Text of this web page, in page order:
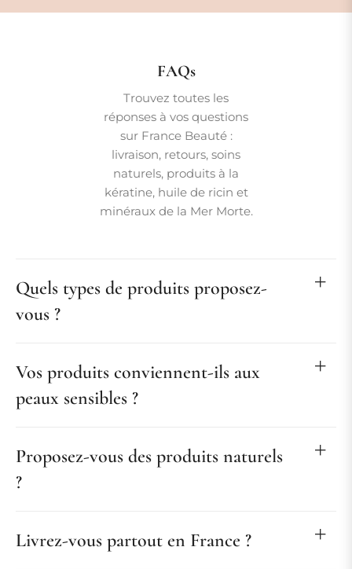
FAQs
Trouvez toutes les
réponses à vos questions
sur France Beauté :
livraison, retours, soins
naturels, produits à la
kératine, huile de ricin et
minéraux de la Mer Morte.
Quels types de produits proposez-
vous ?
Vos produits conviennent-ils aux
peaux sensibles ?
Proposez-vous des produits naturels
?
Livrez-vous partout en France ?